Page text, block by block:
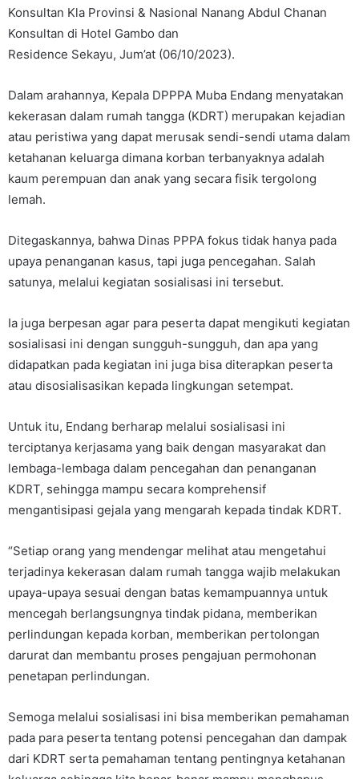
Konsultan Kla Provinsi & Nasional Nanang Abdul Chanan
Konsultan di Hotel Gambo dan
Residence Sekayu, Jum’at (06/10/2023).
Dalam arahannya, Kepala DPPPA Muba Endang menyatakan
kekerasan dalam rumah tangga (KDRT) merupakan kejadian
atau peristiwa yang dapat merusak sendi-sendi utama dalam
ketahanan keluarga dimana korban terbanyaknya adalah
kaum perempuan dan anak yang secara fisik tergolong
lemah.
Ditegaskannya, bahwa Dinas PPPA fokus tidak hanya pada
upaya penanganan kasus, tapi juga pencegahan. Salah
satunya, melalui kegiatan sosialisasi ini tersebut.
Ia juga berpesan agar para peserta dapat mengikuti kegiatan
sosialisasi ini dengan sungguh-sungguh, dan apa yang
didapatkan pada kegiatan ini juga bisa diterapkan peserta
atau disosialisasikan kepada lingkungan setempat.
Untuk itu, Endang berharap melalui sosialisasi ini
terciptanya kerjasama yang baik dengan masyarakat dan
lembaga-lembaga dalam pencegahan dan penanganan
KDRT, sehingga mampu secara komprehensif
mengantisipasi gejala yang mengarah kepada tindak KDRT.
“Setiap orang yang mendengar melihat atau mengetahui
terjadinya kekerasan dalam rumah tangga wajib melakukan
upaya-upaya sesuai dengan batas kemampuannya untuk
mencegah berlangsungnya tindak pidana, memberikan
perlindungan kepada korban, memberikan pertolongan
darurat dan membantu proses pengajuan permohonan
penetapan perlindungan.
Semoga melalui sosialisasi ini bisa memberikan pemahaman
pada para peserta tentang potensi pencegahan dan dampak
dari KDRT serta pemahaman tentang pentingnya ketahanan